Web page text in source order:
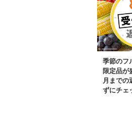
季節のフ
限定品が
月までの
ずにチェ